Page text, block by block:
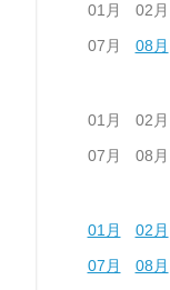
01月 02月
07月
08月
01月 02月
07月
08月
01月 02月
07月
08月